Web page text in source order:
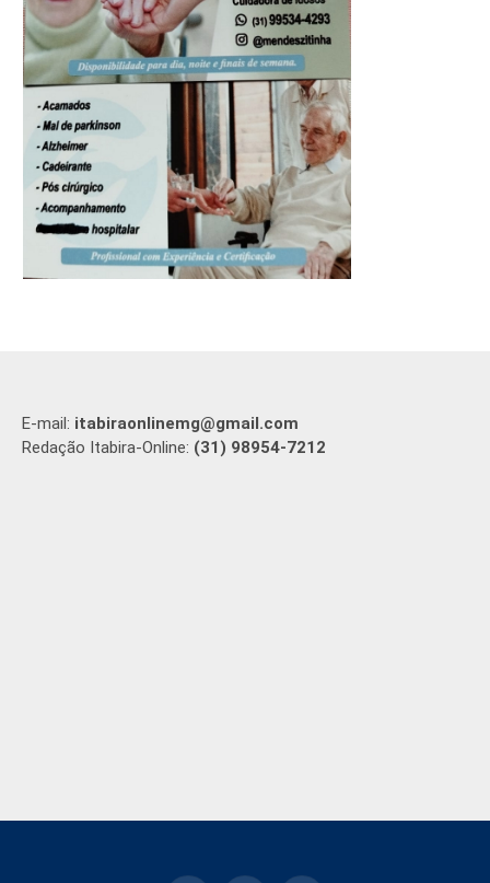
E-mail: itabiraonlinemg@gmail.com
Redação Itabira-Online: (31) 98954-7212